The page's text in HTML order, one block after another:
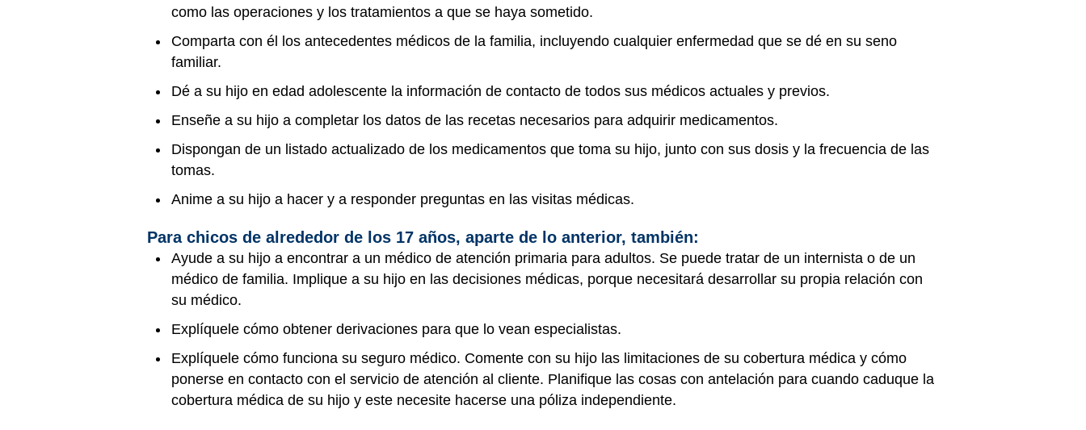
como las operaciones y los tratamientos a que se haya sometido.
Comparta con él los antecedentes médicos de la familia, incluyendo cualquier enfermedad que se dé en su seno
familiar.
Dé a su hijo en edad adolescente la información de contacto de todos sus médicos actuales y previos.
Enseñe a su hijo a completar los datos de las recetas necesarios para adquirir medicamentos.
Dispongan de un listado actualizado de los medicamentos que toma su hijo, junto con sus dosis y la frecuencia de las
tomas.
Anime a su hijo a hacer y a responder preguntas en las visitas médicas.
Para chicos de alrededor de los 17 años, aparte de lo anterior, también:
Ayude a su hijo a encontrar a un médico de atención primaria para adultos. Se puede tratar de un internista o de un
médico de familia. Implique a su hijo en las decisiones médicas, porque necesitará desarrollar su propia relación con
su médico.
Explíquele cómo obtener derivaciones para que lo vean especialistas.
Explíquele cómo funciona su seguro médico. Comente con su hijo las limitaciones de su cobertura médica y cómo
ponerse en contacto con el servicio de atención al cliente. Planifique las cosas con antelación para cuando caduque la
cobertura médica de su hijo y este necesite hacerse una póliza independiente.